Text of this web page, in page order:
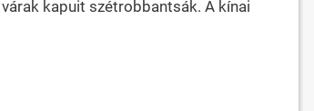
kapuit szétrobbantsák. A kínai